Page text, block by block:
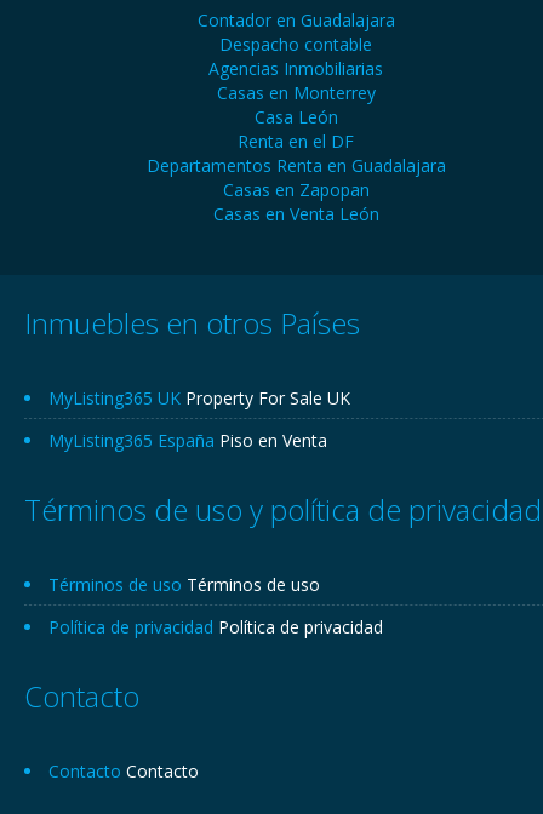
Contador en Guadalajara
Despacho contable
Agencias Inmobiliarias
Casas en Monterrey
Casa León
Renta en el DF
Departamentos Renta en Guadalajara
Casas en Zapopan
Casas en Venta León
Inmuebles en otros Países
MyListing365 UK Property For Sale UK
MyListing365 España Piso en Venta
Términos de uso y política de privacidad
Términos de uso Términos de uso
Política de privacidad Política de privacidad
Contacto
Contacto Contacto